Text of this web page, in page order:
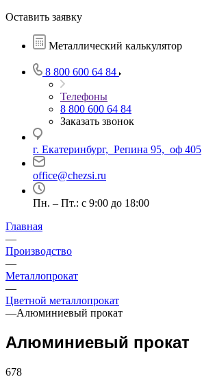
Оставить заявку
Металлический калькулятор
8 800 600 64 84
Телефоны
8 800 600 64 84
Заказать звонок
г. Екатеринбург, Репина 95, оф 405
office@chezsi.ru
Пн. – Пт.: с 9:00 до 18:00
Главная
—
Производство
—
Металлопрокат
—
Цветной металлопрокат
—Алюминиевый прокат
Алюминиевый прокат
678